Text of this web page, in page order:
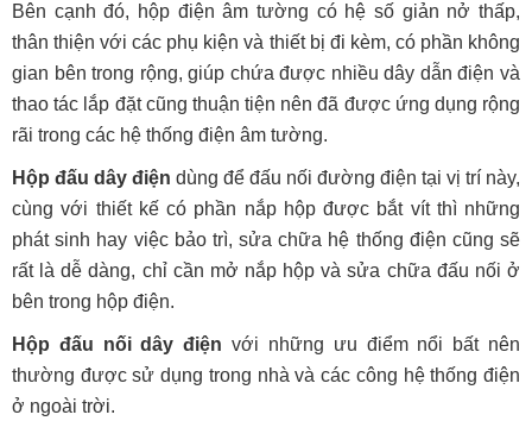
Bên cạnh đó, hộp điện âm tường có hệ số giản nở thấp,
thân thiện với các phụ kiện và thiết bị đi kèm, có phần không
gian bên trong rộng, giúp chứa được nhiều dây dẫn điện và
thao tác lắp đặt cũng thuận tiện nên đã được ứng dụng rộng
rãi trong các hệ thống điện âm tường.
Hộp đấu dây điện dùng để đấu nối đường điện tại vị trí này,
cùng với thiết kế có phần nắp hộp được bắt vít thì những
phát sinh hay việc bảo trì, sửa chữa hệ thống điện cũng sẽ
rất là dễ dàng, chỉ cần mở nắp hộp và sửa chữa đấu nối ở
bên trong hộp điện.
Hộp đấu nối dây điện với những ưu điểm nổi bất nên
thường được sử dụng trong nhà và các công hệ thống điện
ở ngoài trời.